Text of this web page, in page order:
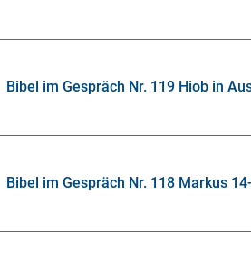
Bibel im Gespräch Nr. 119 Hiob in
Bibel im Gespräch Nr. 118 Markus